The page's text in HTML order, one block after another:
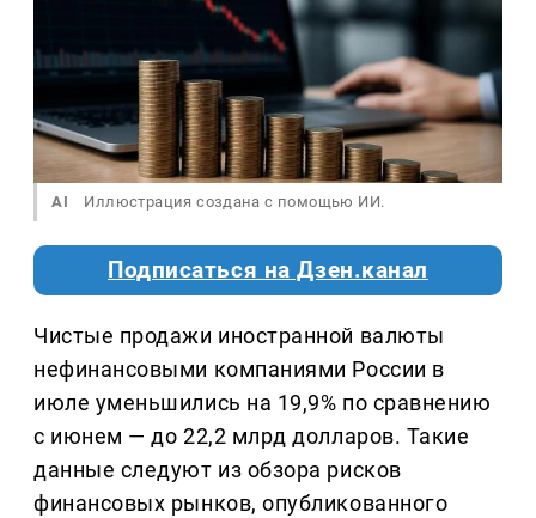
AI Иллюстрация создана с помощью ИИ.
Подписаться на Дзен.канал
Чистые продажи иностранной валюты
нефинансовыми компаниями России в
июле уменьшились на 19,9% по сравнению
с июнем — до 22,2 млрд долларов. Такие
данные следуют из обзора рисков
финансовых рынков, опубликованного